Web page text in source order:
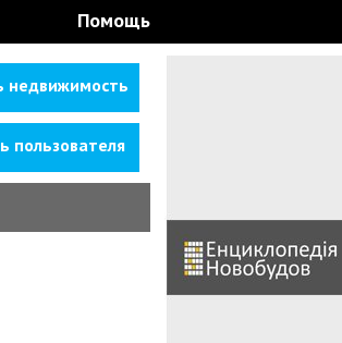
Помощь
недвижимость
пользователя